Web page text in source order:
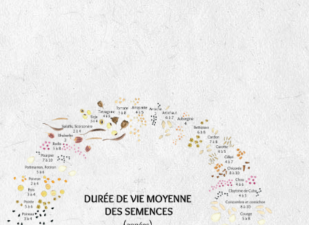
tas de compost
animaux domestiques
animaux sauvages
biodiversité cultivée